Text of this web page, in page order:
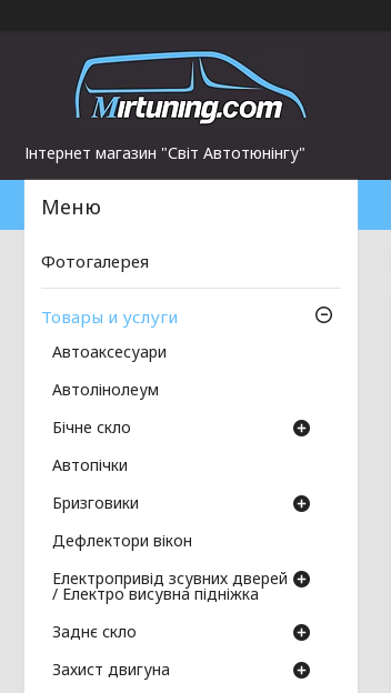
Інтернет магазин "Світ Автотюнінгу"
Фотогалерея
Товары и услуги
Автоаксесуари
Автолінолеум
Бічне скло
Автопічки
Бризговики
Дефлектори вікон
Електропривід зсувних дверей
/ Електро висувна підніжка
Заднє скло
Захист двигуна